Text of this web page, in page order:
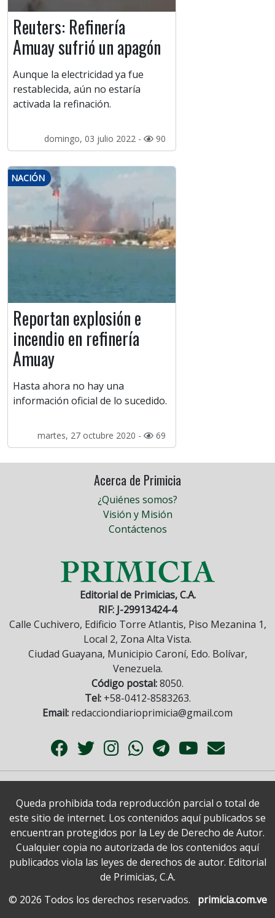
Reuters: Refinería
Amuay sufrió un apagón
Aunque la electricidad ya fue
restablecida, aún no estaría
activada la refinación.
domingo, 03 julio 2022 - 90
NACIÓN
Reportan explosión e
incendio en refinería
Amuay
Hasta ahora no hay una
información oficial de lo sucedido.
martes, 27 octubre 2020 - 69
Acerca de Primicia
¿Quiénes somos?
Visión y Misión
Contáctenos
Editorial de Primicias, C.A.
RIF: J-29913424-4
Calle Cuchivero, Edificio Torre Atlantis, Piso Mezanina 1,
Local 2, Zona Alta Vista.
Ciudad Guayana, Municipio Caroní, Edo. Bolívar,
Venezuela.
Código postal:8050.
Tel:+58-0412-8583263.
Email: redacciondiarioprimicia@gmail.com
Queda prohibida toda reproducción parcial o total de
este sitio de internet. Los contenidos aquí publicados se
encuentran protegidos por la Ley de Derecho de Autor.
Cualquier copia no autorizada de los contenidos aquí
publicados viola las leyes de derechos de autor. Editorial
de Primicias, C.A.
© 2026 Todos los derechos reservados.
primicia.com.ve